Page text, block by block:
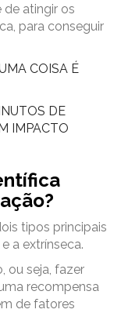
de atingir os
para conseguir
COISA É
DE
IMPACTO
tipos principais
a extrínseca.
ou seja, fazer
recompensa
de fatores